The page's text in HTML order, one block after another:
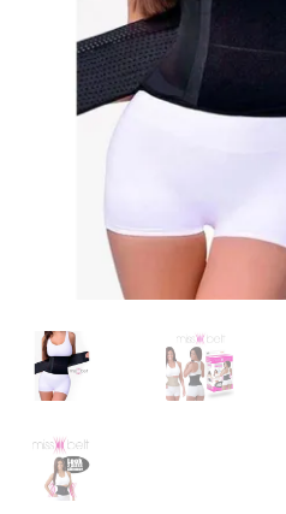
Рекламации и замена на
Сите производи
Услови за користење